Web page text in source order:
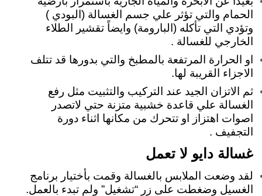
الحمام والتي تؤثر علي جسم الغسالة (البودي )
وتؤدي التي تأكله (البارومة) وايضاً تقشير الطلاء
الخارجي للغسالة .
او الحرارة المرتفعة بالمطبخ والتي بدورها قد تتلف
الاجزاء القريبة لها.
ثم الاتزان الجيد عند التركيب والتثبيت مثل رفع
الغسالة علي قاعدة خشبية متزنة حتي لاتصدر
اصوات اهتزاز او تتحرك من مكانها اثناء دورة
التجفيف .
غسالة دايو لا تعمل
لقد وضعت الملابس بالغسالة وقمت بأختيار برنامج
الغسيل وضغطت على زر “تشغيل” ولم تبدء بالعمل.